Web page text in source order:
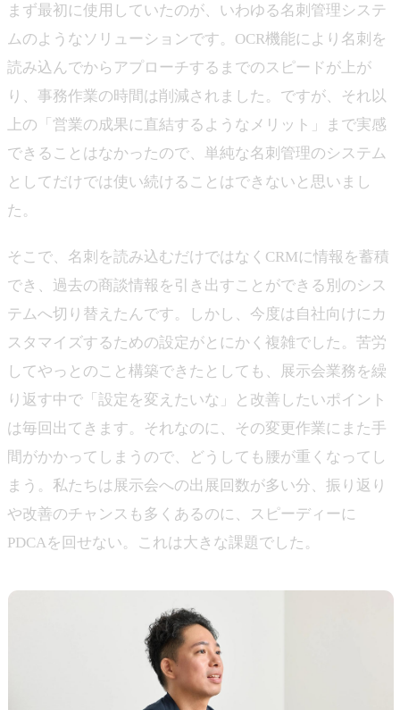
まず最初に使用していたのが、いわゆる名刺管理システ
ムのようなソリューションです。OCR機能により名刺を
読み込んでからアプローチするまでのスピードが上が
り、事務作業の時間は削減されました。ですが、それ以
上の「営業の成果に直結するようなメリット」まで実感
できることはなかったので、単純な名刺管理のシステム
としてだけでは使い続けることはできないと思いまし
た。
そこで、名刺を読み込むだけではなくCRMに情報を蓄積
でき、過去の商談情報を引き出すことができる別のシス
テムへ切り替えたんです。しかし、今度は自社向けにカ
スタマイズするための設定がとにかく複雑でした。苦労
してやっとのこと構築できたとしても、展示会業務を繰
り返す中で「設定を変えたいな」と改善したいポイント
は毎回出てきます。それなのに、その変更作業にまた手
間がかかってしまうので、どうしても腰が重くなってし
まう。私たちは展示会への出展回数が多い分、振り返り
や改善のチャンスも多くあるのに、スピーディーに
PDCAを回せない。これは大きな課題でした。